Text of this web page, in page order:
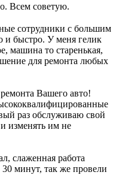
Всем советую.
сотрудники с большим
и быстро. У меня гелик
машина то старенькая,
для ремонта любых
Вашего авто!
раз обслуживаю свой
и изменять им не
слаженная работа
минут, так же провели